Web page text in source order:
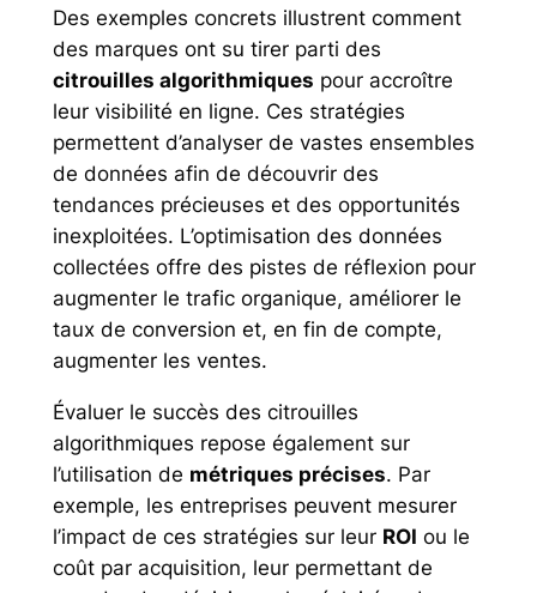
Des exemples concrets illustrent comment
des marques ont su tirer parti des
citrouilles algorithmiques pour accroître
leur visibilité en ligne. Ces stratégies
permettent d’analyser de vastes ensembles
de données afin de découvrir des
tendances précieuses et des opportunités
inexploitées. L’optimisation des données
collectées offre des pistes de réflexion pour
augmenter le trafic organique, améliorer le
taux de conversion et, en fin de compte,
augmenter les ventes.
Évaluer le succès des citrouilles
algorithmiques repose également sur
l’utilisation de métriques précises. Par
exemple, les entreprises peuvent mesurer
l’impact de ces stratégies sur leur ROI ou le
coût par acquisition, leur permettant de